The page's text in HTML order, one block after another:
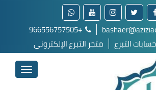
+966556757505
حسابات التبرع متجر التبرع الإلكتروني